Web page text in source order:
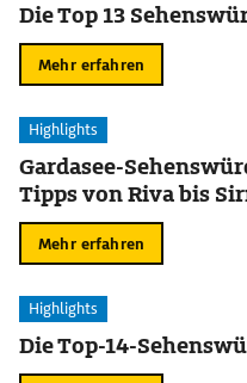
Die Top 13
Mehr erfahren
Highlights
Gardasee-
Tipps von Riva bis
Mehr erfahren
Highlights
Die Top-14-